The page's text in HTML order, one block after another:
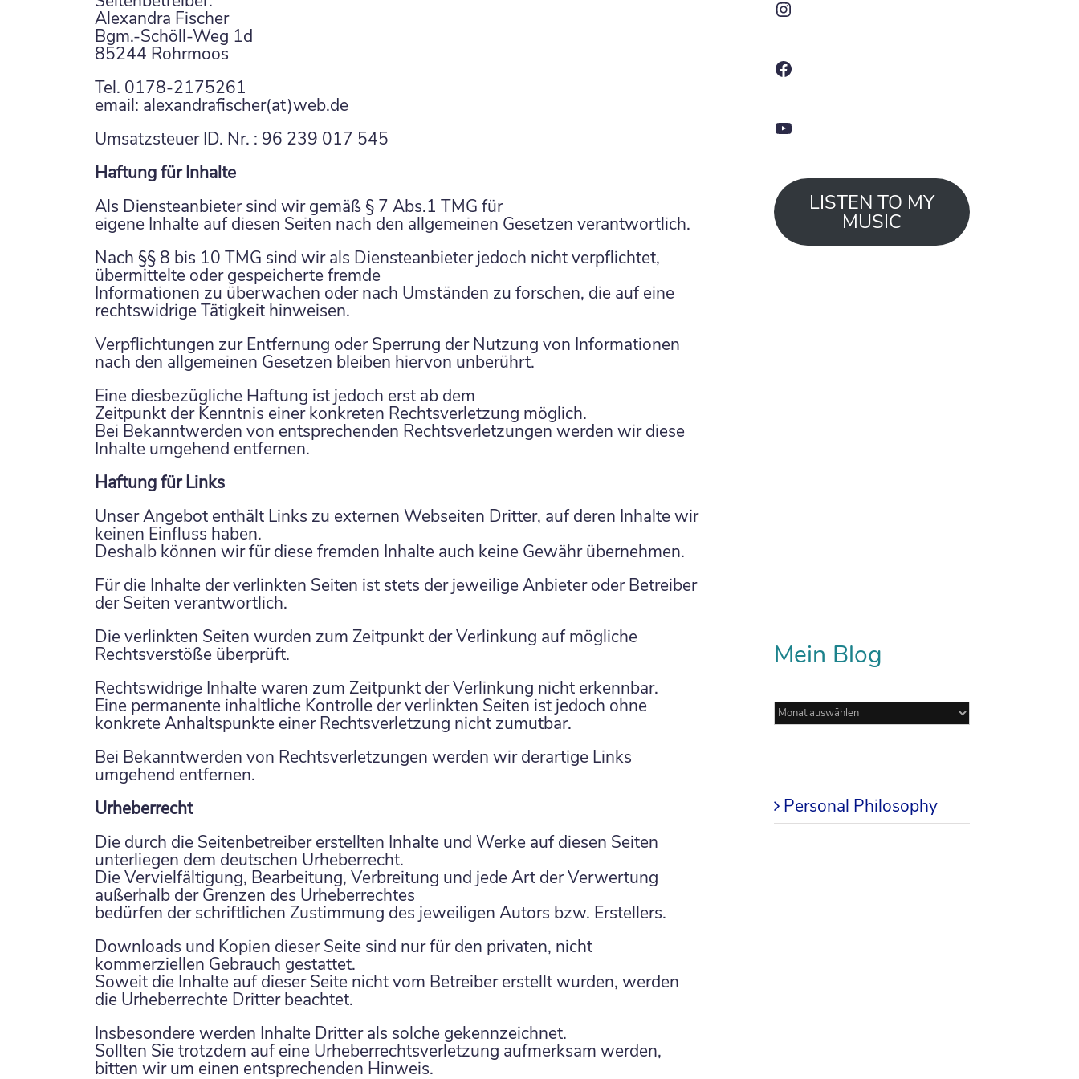
Alexandra Fischer
Bgm.-Schöll-Weg 1d
85244 Rohrmoos
Tel. 0178-2175261
email: alexandrafischer(at)web.de
Umsatzsteuer ID. Nr. : 96 239 017 545
Haftung für Inhalte
Als Diensteanbieter sind wir gemäß § 7 Abs.1 TMG für
eigene Inhalte auf diesen Seiten nach den allgemeinen Gesetzen verantwortlich.
Nach §§ 8 bis 10 TMG sind wir als Diensteanbieter jedoch nicht verpflichtet,
übermittelte oder gespeicherte fremde
Informationen zu überwachen oder nach Umständen zu forschen, die auf eine
rechtswidrige Tätigkeit hinweisen.
Verpflichtungen zur Entfernung oder Sperrung der Nutzung von Informationen
nach den allgemeinen Gesetzen bleiben hiervon unberührt.
Eine diesbezügliche Haftung ist jedoch erst ab dem
Zeitpunkt der Kenntnis einer konkreten Rechtsverletzung möglich.
Bei Bekanntwerden von entsprechenden Rechtsverletzungen werden wir diese
Inhalte umgehend entfernen.
Haftung für Links
Unser Angebot enthält Links zu externen Webseiten Dritter, auf deren Inhalte wir
keinen Einfluss haben.
Deshalb können wir für diese fremden Inhalte auch keine Gewähr übernehmen.
Für die Inhalte der verlinkten Seiten ist stets der jeweilige Anbieter oder Betreiber
der Seiten verantwortlich.
Die verlinkten Seiten wurden zum Zeitpunkt der Verlinkung auf mögliche
Rechtsverstöße überprüft.
Rechtswidrige Inhalte waren zum Zeitpunkt der Verlinkung nicht erkennbar.
Eine permanente inhaltliche Kontrolle der verlinkten Seiten ist jedoch ohne
konkrete Anhaltspunkte einer Rechtsverletzung nicht zumutbar.
Bei Bekanntwerden von Rechtsverletzungen werden wir derartige Links
umgehend entfernen.
Urheberrecht
Die durch die Seitenbetreiber erstellten Inhalte und Werke auf diesen Seiten
unterliegen dem deutschen Urheberrecht.
Die Vervielfältigung, Bearbeitung, Verbreitung und jede Art der Verwertung
außerhalb der Grenzen des Urheberrechtes
bedürfen der schriftlichen Zustimmung des jeweiligen Autors bzw. Erstellers.
Downloads und Kopien dieser Seite sind nur für den privaten, nicht
kommerziellen Gebrauch gestattet.
Soweit die Inhalte auf dieser Seite nicht vom Betreiber erstellt wurden, werden
die Urheberrechte Dritter beachtet.
Insbesondere werden Inhalte Dritter als solche gekennzeichnet.
Sollten Sie trotzdem auf eine Urheberrechtsverletzung aufmerksam werden,
bitten wir um einen entsprechenden Hinweis.
LISTEN TO MY
MUSIC
Mein Blog
Mein
Blog
Personal Philosophy